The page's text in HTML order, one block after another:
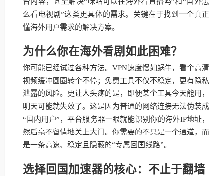
么看电视剧”这类更具体的需求。关键在于找到一个真正
懂海外用户需求的解决方案。
为什么你在海外看剧如此困难？
你可能已经试过各种方法。VPN速度慢如蜗牛，看个高清
视频缓冲圆圈转个不停；免费工具不仅不稳定，更有隐私
泄露的风险。更让人头疼的是，即便某个工具今天能用，
明天可能就失效了。这是因为普通的网络连接无法伪装成
“国内用户”，平台服务器一眼就能识别你的海外IP地址，
然后毫不留情地关上大门。你需要的不只是一个通道，而
是一条高速、稳定且隐蔽的“专属回国线路”。
选择回国加速器的核心：不止于翻墙